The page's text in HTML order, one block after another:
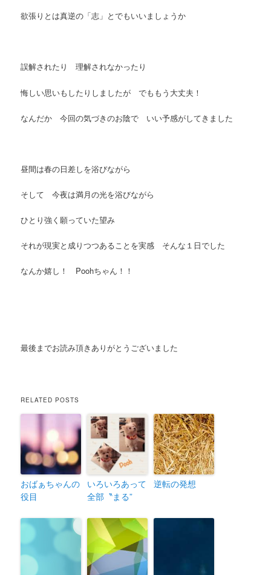
欲張りとは真逆の「志」とでもいいましょうか
誤解されたり 理解されなかったり
悔しい思いもしたりしましたが でももう大丈夫！
なんだか 今回の気づきのお陰で いい予感がしてきました
昼間は春の日差しを浴びながら
そして 今夜は満月の光を浴びながら
ひとり強く願っていた望み
それが現実と成りつつあることを実感 そんな１日でした
なんか嬉し！ Poohちゃん！！
最後までお読み頂きありがとうございました
RELATED POSTS
おばぁちゃんの
役目
いろいろあって
全部〝まる”
逆転の発想